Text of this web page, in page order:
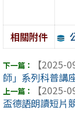
相關附件
【2025-
師」系列科普講
【2025-
盃德語朗讀短片